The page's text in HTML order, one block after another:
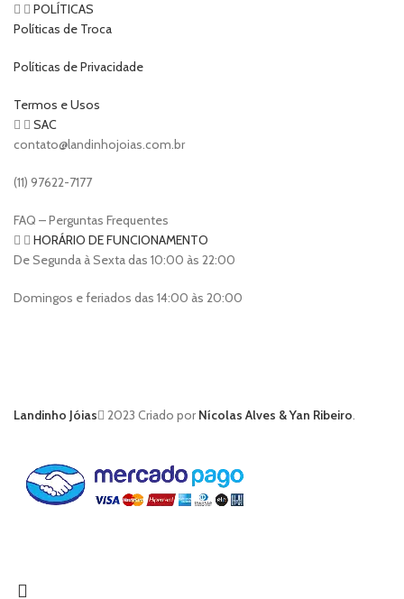
POLÍTICAS
Políticas de Troca
Políticas de Privacidade
Termos e Usos
SAC
contato@landinhojoias.com.br
(11) 97622-7177
FAQ – Perguntas Frequentes
HORÁRIO DE FUNCIONAMENTO
De Segunda à Sexta das 10:00 às 22:00
Domingos e feriados das 14:00 às 20:00
Landinho Jóias 2023 Criado porNícolas Alves & Yan Ribeiro.